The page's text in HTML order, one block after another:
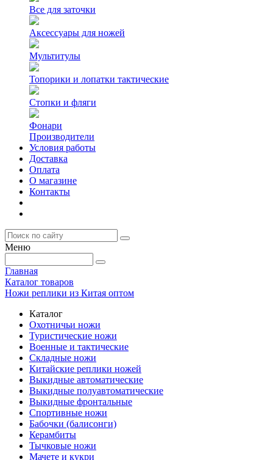
Все для заточки
Аксессуары для ножей
Мультитулы
Топорики и лопатки тактические
Стопки и фляги
Фонари
Производители
Условия работы
Доставка
Оплата
О магазине
Контакты
Меню
Главная
Каталог товаров
Ножи реплики из Китая оптом
Каталог
Охотничьи ножи
Туристические ножи
Военные и тактические
Складные ножи
Китайские реплики ножей
Выкидные автоматические
Выкидные полуавтоматические
Выкидные фронтальные
Спортивные ножи
Бабочки (балисонги)
Керамбиты
Тычковые ножи
Мачете и кукри